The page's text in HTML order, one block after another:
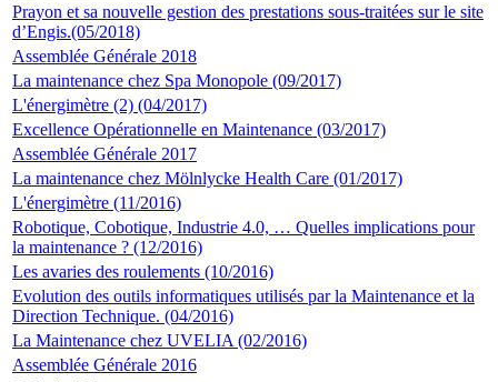
Prayon et sa nouvelle gestion des prestations sous-traitées sur le site
d’Engis.(05/2018)
Assemblée Générale 2018
La maintenance chez Spa Monopole (09/2017)
L'énergimètre (2) (04/2017)
Excellence Opérationnelle en Maintenance (03/2017)
Assemblée Générale 2017
La maintenance chez Mölnlycke Health Care (01/2017)
L'énergimètre (11/2016)
Robotique, Cobotique, Industrie 4.0, … Quelles implications pour
la maintenance ? (12/2016)
Les avaries des roulements (10/2016)
Evolution des outils informatiques utilisés par la Maintenance et la
Direction Technique. (04/2016)
La Maintenance chez UVELIA (02/2016)
Assemblée Générale 2016